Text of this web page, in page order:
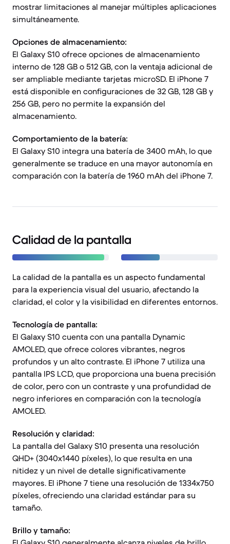
mostrar limitaciones al manejar múltiples aplicaciones
simultáneamente.
Opciones de almacenamiento:
El Galaxy S10 ofrece opciones de almacenamiento
interno de 128 GB o 512 GB, con la ventaja adicional de
ser ampliable mediante tarjetas microSD. El iPhone 7
está disponible en configuraciones de 32 GB, 128 GB y
256 GB, pero no permite la expansión del
almacenamiento.
Comportamiento de la batería:
El Galaxy S10 integra una batería de 3400 mAh, lo que
generalmente se traduce en una mayor autonomía en
comparación con la batería de 1960 mAh del iPhone 7.
Calidad de la pantalla
La calidad de la pantalla es un aspecto fundamental
para la experiencia visual del usuario, afectando la
claridad, el color y la visibilidad en diferentes entornos.
Tecnología de pantalla:
El Galaxy S10 cuenta con una pantalla Dynamic
AMOLED, que ofrece colores vibrantes, negros
profundos y un alto contraste. El iPhone 7 utiliza una
pantalla IPS LCD, que proporciona una buena precisión
de color, pero con un contraste y una profundidad de
negro inferiores en comparación con la tecnología
AMOLED.
Resolución y claridad:
La pantalla del Galaxy S10 presenta una resolución
QHD+ (3040x1440 píxeles), lo que resulta en una
nitidez y un nivel de detalle significativamente
mayores. El iPhone 7 tiene una resolución de 1334x750
píxeles, ofreciendo una claridad estándar para su
tamaño.
Brillo y tamaño: